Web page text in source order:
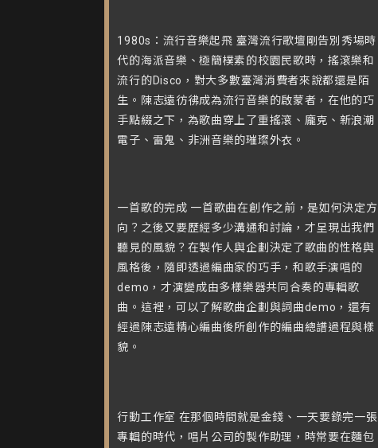
1980s：流行音樂起飛 臺灣流行歌壇剛告別秀場時
代的海派音樂、極簡樸素的校園民歌時，搖滾樂和
流行的Disco，對大多數臺灣消費者來說都還是陌
生。陳志遠彷彿成為流行音樂的啟蒙者，在他的巧
手點綴之下，為歌曲穿上了重搖滾、龐克、新浪潮
電子、雷鬼、非洲音樂的璀璨外衣。
一首歌的完成 一首歌曲在創作之前，是如何決定方
向？之後又要歷經多少溝通和討論，才呈現出我們
聽見的風貌？在製作人與企劃決定了歌曲的性格與
風格後，隨即透過編曲家的巧手，和歌手演唱的
demo，才演變成由多樣樂器共同合奏的專輯歌
曲。這裡，可以了解歌曲企劃與詞曲demo，還有
經過陳志遠精心編曲後所創作的編曲總譜過程與樣
貌。
行動工作室 在那個時間就是金錢、一天要錄完一張
專輯的時代，唱片公司的製作助理，時常要在麵包